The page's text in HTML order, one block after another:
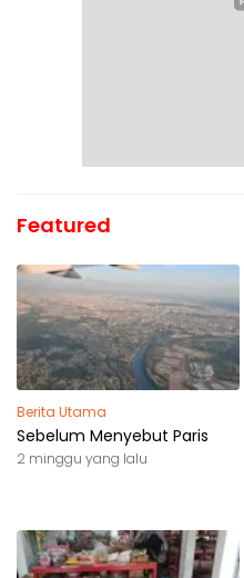
Featured
Berita Utama
Sebelum Menyebut Paris
2 minggu yang lalu